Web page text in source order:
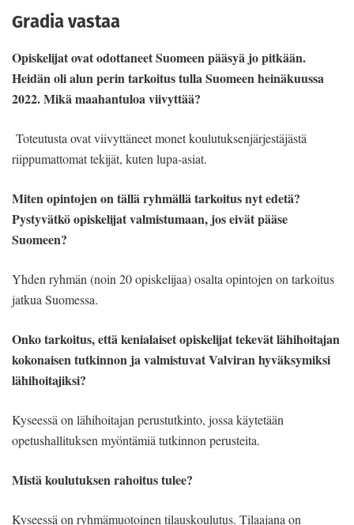
Gradia vastaa
Opiskelijat ovat odottaneet Suomeen pääsyä jo pitkään.
Heidän oli alun perin tarkoitus tulla Suomeen heinäkuussa
2022. Mikä maahantuloa viivyttää?
Toteutusta ovat viivyttäneet monet koulutuksenjärjestäjästä
riippumattomat tekijät, kuten lupa-asiat.
Miten opintojen on tällä ryhmällä tarkoitus nyt edetä?
Pystyvätkö opiskelijat valmistumaan, jos eivät pääse
Suomeen?
Yhden ryhmän (noin 20 opiskelijaa) osalta opintojen on tarkoitus
jatkua Suomessa.
Onko tarkoitus, että kenialaiset opiskelijat tekevät lähihoitajan
kokonaisen tutkinnon ja valmistuvat Valviran hyväksymiksi
lähihoitajiksi?
Kyseessä on lähihoitajan perustutkinto, jossa käytetään
opetushallituksen myöntämiä tutkinnon perusteita.
Mistä koulutuksen rahoitus tulee?
Kyseessä on ryhmämuotoinen tilauskoulutus. Tilaajana on